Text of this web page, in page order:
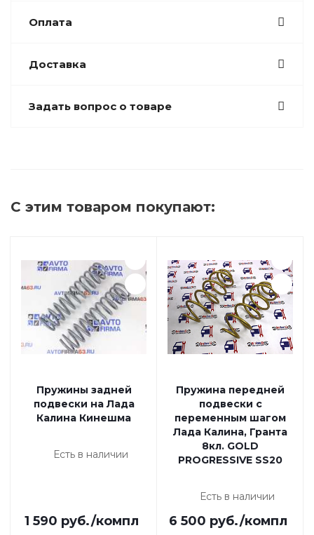
Оплата
Доставка
Задать вопрос о товаре
С этим товаром покупают:
Пружины задней
подвески на Лада
Калина Кинешма
Есть в наличии
1 590 руб./компл
Пружина передней
подвески с
переменным шагом
Лада Калина, Гранта
8кл. GOLD
PROGRESSIVE SS20
Есть в наличии
6 500 руб./компл